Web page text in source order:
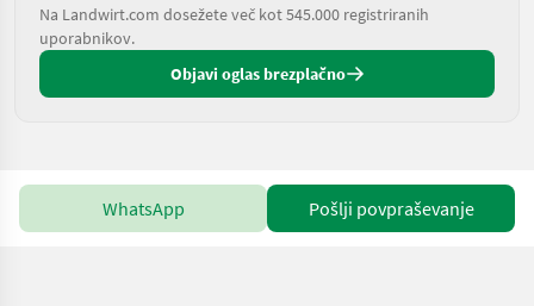
Na Landwirt.com dosežete več kot 545.000 registriranih
uporabnikov.
Objavi oglas brezplačno
WhatsApp Pošlji povpraševanje